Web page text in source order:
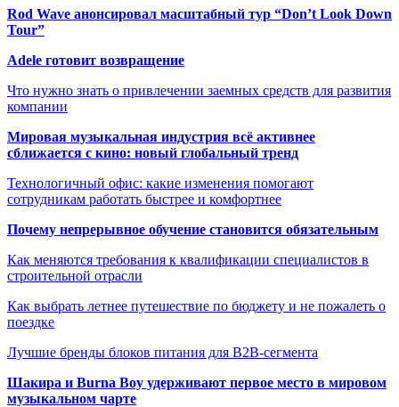
Rod Wave анонсировал масштабный тур “Don’t Look Down
Tour”
Adele готовит возвращение
Что нужно знать о привлечении заемных средств для развития
компании
Мировая музыкальная индустрия всё активнее
сближается с кино: новый глобальный тренд
Технологичный офис: какие изменения помогают
сотрудникам работать быстрее и комфортнее
Почему непрерывное обучение становится обязательным
Как меняются требования к квалификации специалистов в
строительной отрасли
Как выбрать летнее путешествие по бюджету и не пожалеть о
поездке
Лучшие бренды блоков питания для B2B-сегмента
Шакира и Burna Boy удерживают первое место в мировом
музыкальном чарте